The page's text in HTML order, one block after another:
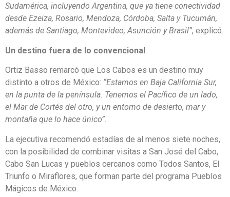
Sudamérica, incluyendo Argentina, que ya tiene conectividad
desde Ezeiza, Rosario, Mendoza, Córdoba, Salta y Tucumán,
además de Santiago, Montevideo, Asunción y Brasil”, explicó.
Un destino fuera de lo convencional
Ortiz Basso remarcó que Los Cabos es un destino muy
distinto a otros de México: “Estamos en Baja California Sur,
en la punta de la península. Tenemos el Pacífico de un lado,
el Mar de Cortés del otro, y un entorno de desierto, mar y
montaña que lo hace único”.
La ejecutiva recomendó estadías de al menos siete noches,
con la posibilidad de combinar visitas a San José del Cabo,
Cabo San Lucas y pueblos cercanos como Todos Santos, El
Triunfo o Miraflores, que forman parte del programa Pueblos
Mágicos de México.